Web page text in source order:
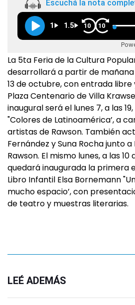
Escuchá la nota
1 1.5 10 10
La 5ta Feria de la Cultura
desarrollará a partir de
13 de octubre, con entrada
Plaza Centenario de Villa
inaugural será el lunes 7, a las
"Colores de Latinoamérica’, a
artistas de Rawson. También
Fernández y Suna Rocha junto
Rawson. El mismo lunes, a las
quedará inaugurada la primera
Libro Infantil Elsa Bornemann
mucho espacio’, con
de teatro y muestras literarias.
LEÉ ADEMÁS